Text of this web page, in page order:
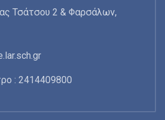
Τσάτσου 2 & Φαρσάλων,
: 2414409800